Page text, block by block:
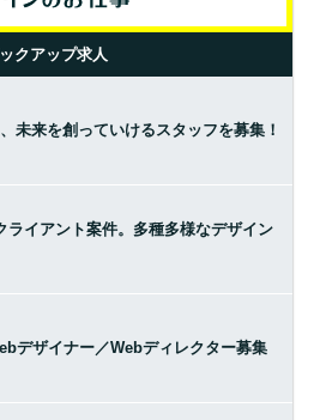
クアップ求人
未来を創っていけるスタッフを募集！
ライアント案件。多種多様なデザイン
デザイナー／Webディレクター募集